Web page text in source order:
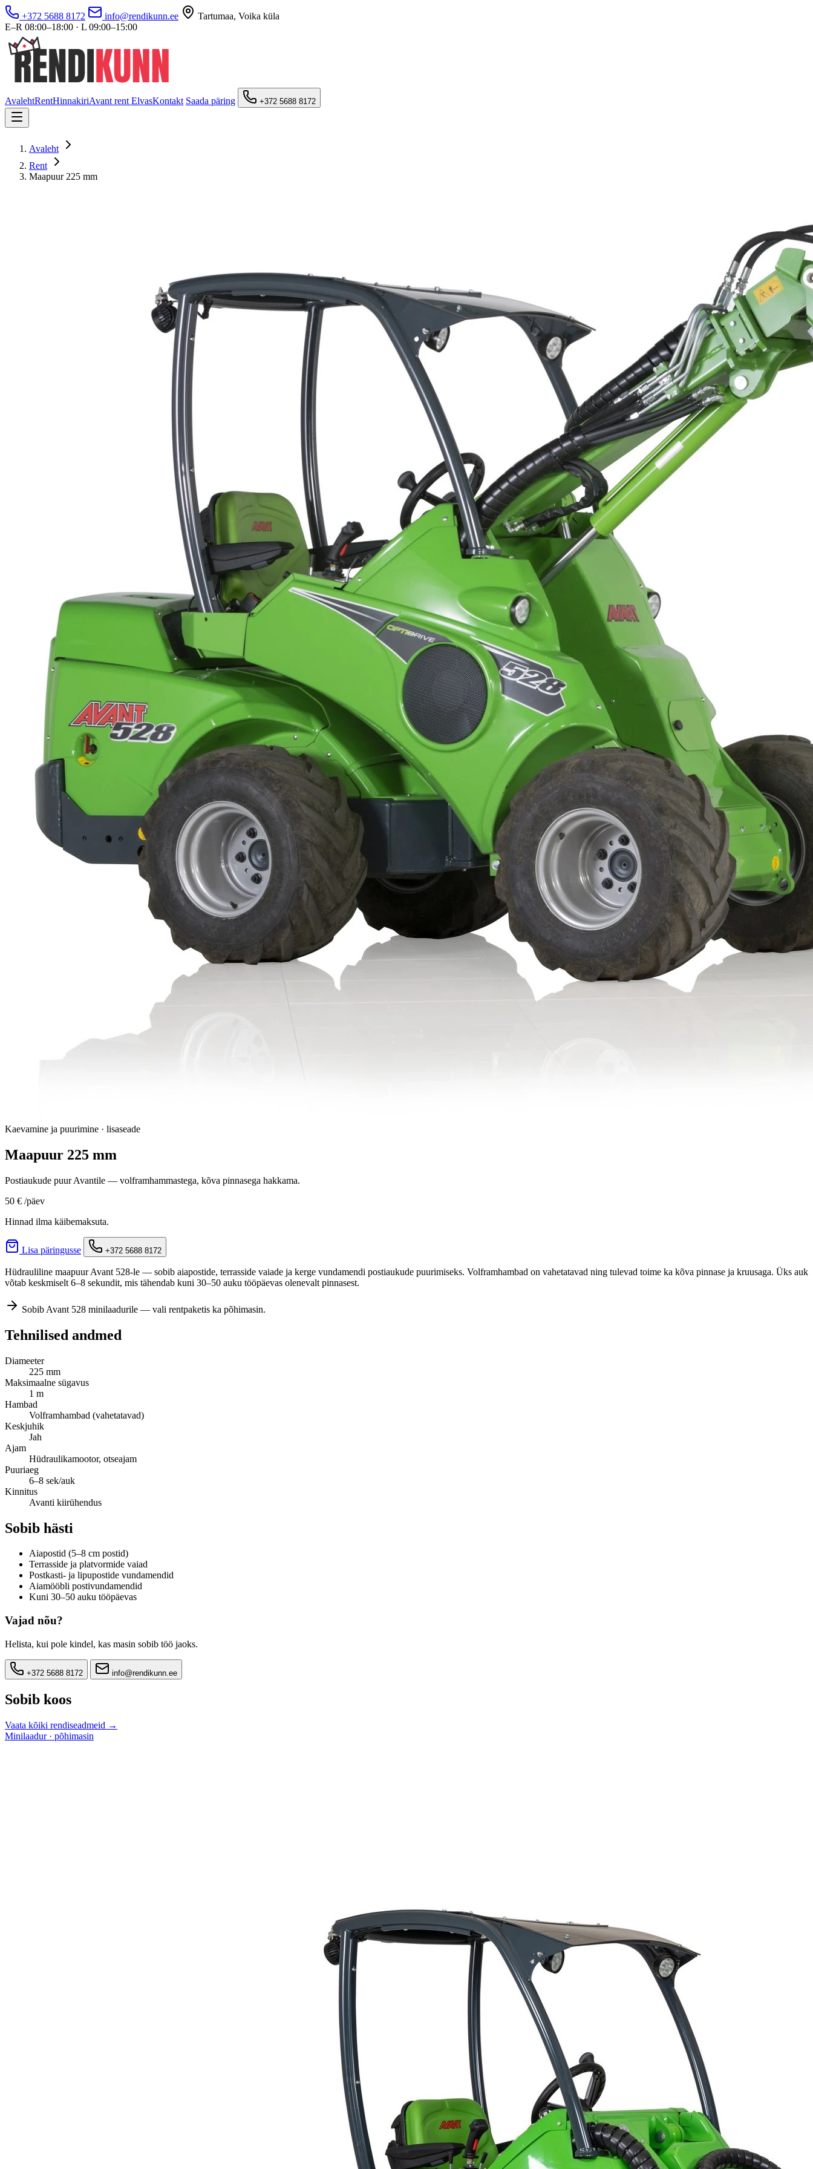
+372 5688 8172 info@rendikunn.ee
Tartumaa, Voika küla
E–R 08:00–18:00 · L 09:00–15:00
AvalehtRentHinnakiriAvant rent ElvasKontakt Saada päring +372 5688 8172
Avaleht
Rent
Maapuur 225 mm
Kaevamine ja puurimine · lisaseade
Maapuur 225 mm
Postiaukude puur Avantile — volframhammastega, kõva pinnasega hakkama.
50 € /päev
Hinnad ilma käibemaksuta.
Lisa päringusse +372 5688 8172
Hüdrauliline maapuur Avant 528-le — sobib aiapostide, terrasside vaiade ja kerge vundamendi postiaukude puurimiseks. Volframhambad on vahetatavad ning tulevad toime ka kõva pinnase ja kruusaga. Üks auk
võtab keskmiselt 6–8 sekundit, mis tähendab kuni 30–50 auku tööpäevas olenevalt pinnasest.
Sobib Avant 528 minilaadurile — vali rentpaketis ka põhimasin.
Tehnilised andmed
Diameeter
225 mm
Maksimaalne sügavus
1 m
Hambad
Volframhambad (vahetatavad)
Keskjuhik
Jah
Ajam
Hüdraulikamootor, otseajam
Puuriaeg
6–8 sek/auk
Kinnitus
Avanti kiirühendus
Sobib hästi
Aiapostid (5–8 cm postid)
Terrasside ja platvormide vaiad
Postkasti- ja lipupostide vundamendid
Aiamööbli postivundamendid
Kuni 30–50 auku tööpäevas
Vajad nõu?
Helista, kui pole kindel, kas masin sobib töö jaoks.
+372 5688 8172 info@rendikunn.ee
Sobib koos
Vaata kõiki rendiseadmeid →
Minilaadur · põhimasin